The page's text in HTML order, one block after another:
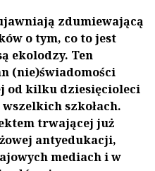
zdumiewającą
o tym, co to jest
ekolodzy. Ten
(nie)świadomości
od kilku dziesięcioleci
szkołach.
trwającej już
antyedukacji,
mediach i w